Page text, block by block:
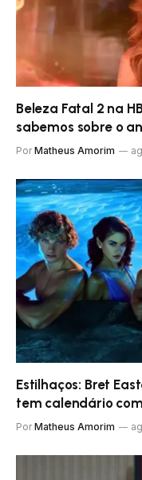
Beleza Fatal 2 na
sabemos sobre o
Por Matheus Amorim
Estilhaços: Bret
tem calendário
Por Matheus Amorim